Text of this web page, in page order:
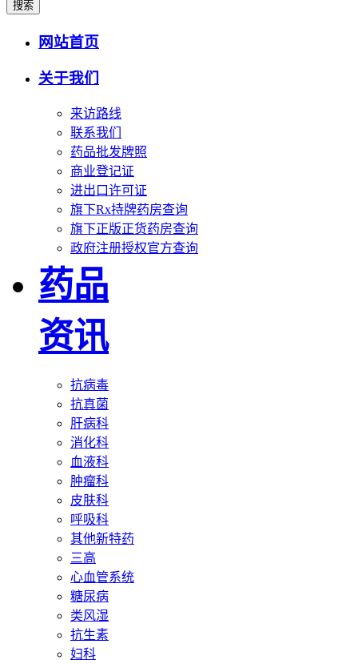
搜索
网站首页
关于我们
来访路线
联系我们
药品批发牌照
商业登记证
进出口许可证
旗下Rx持牌药房查询
旗下正版正货药房查询
政府注册授权官方查询
药品
资讯
抗病毒
抗真菌
肝病科
消化科
血液科
肿瘤科
皮肤科
呼吸科
其他新特药
三高
心血管系统
糖尿病
类风湿
抗生素
妇科